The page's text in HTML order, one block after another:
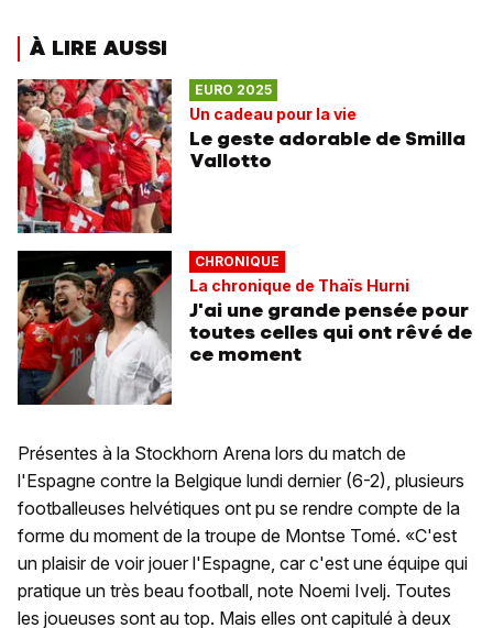
À LIRE AUSSI
EURO 2025
Un cadeau pour la vie
Le geste adorable de Smilla
Vallotto
CHRONIQUE
La chronique de Thaïs Hurni
J'ai une grande pensée pour
toutes celles qui ont rêvé de
ce moment
Présentes à la Stockhorn Arena lors du match de
l'Espagne contre la Belgique lundi dernier (6-2), plusieurs
footballeuses helvétiques ont pu se rendre compte de la
forme du moment de la troupe de Montse Tomé. «C'est
un plaisir de voir jouer l'Espagne, car c'est une équipe qui
pratique un très beau football, note Noemi Ivelj. Toutes
les joueuses sont au top. Mais elles ont capitulé à deux